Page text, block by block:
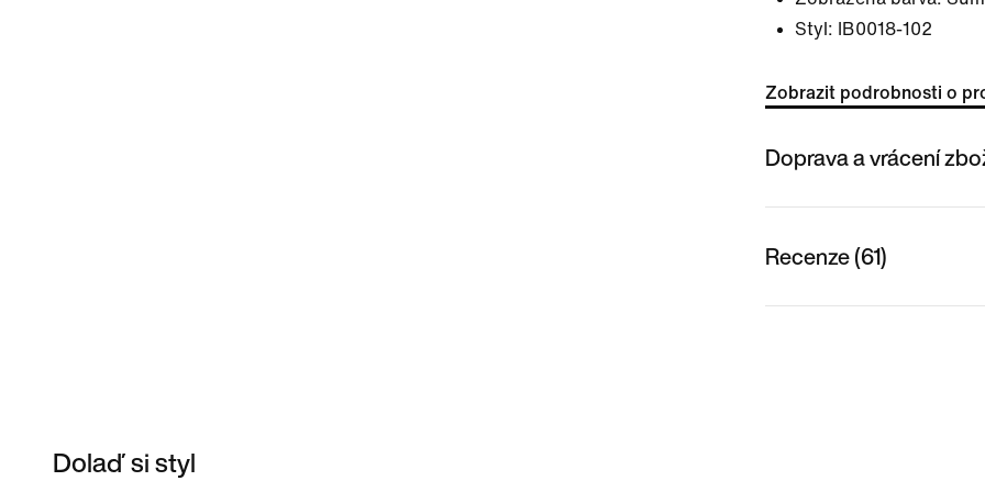
Styl:
IB0018-102
Zobrazit podrobnosti o
Doprava a vrácení
Recenze (61)
Dolaď si styl